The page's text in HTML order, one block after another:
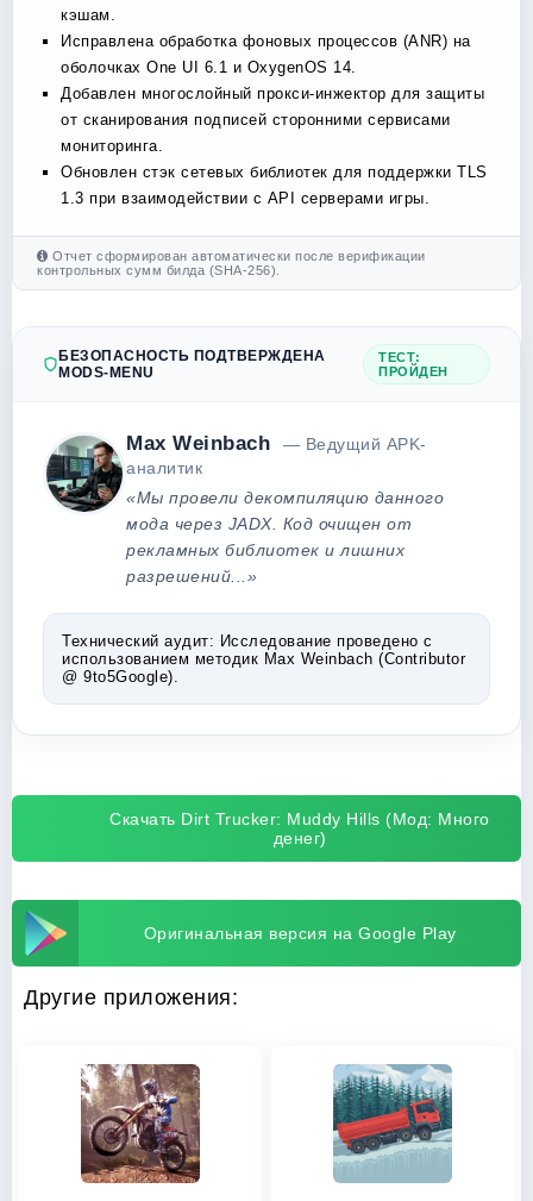
кэшам.
Исправлена обработка фоновых процессов (ANR) на
оболочках One UI 6.1 и OxygenOS 14.
Добавлен многослойный прокси-инжектор для защиты
от сканирования подписей сторонними сервисами
мониторинга.
Обновлен стэк сетевых библиотек для поддержки TLS
1.3 при взаимодействии с API серверами игры.
Отчет сформирован автоматически после верификации
контрольных сумм билда (SHA-256).
БЕЗОПАСНОСТЬ ПОДТВЕРЖДЕНА
MODS-MENU
ТЕСТ:
ПРОЙДЕН
Max Weinbach
— Ведущий APK-
аналитик
«Мы провели декомпиляцию данного
мода через JADX. Код очищен от
рекламных библиотек и лишних
разрешений...»
Технический аудит: Исследование проведено с
использованием методик Max Weinbach (Contributor
@ 9to5Google).
Скачать Dirt Trucker: Muddy Hills (Мод: Много
денег)
Оригинальная версия на Google Play
Другие приложения: